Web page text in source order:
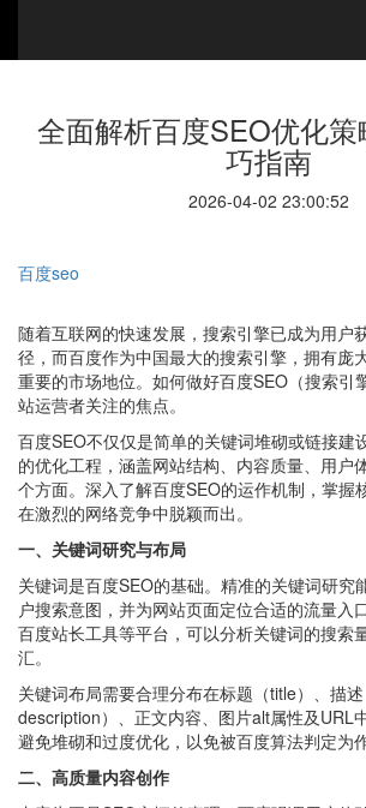
全面解析百度SEO优化
巧指南
2026-04-02 23:00:52
百度seo
随着互联网的快速发展，搜索引擎已成为用户
径，而百度作为中国最大的搜索引擎，拥有庞
重要的市场地位。如何做好百度SEO（搜索引
站运营者关注的焦点。
百度SEO不仅仅是简单的关键词堆砌或链接建
的优化工程，涵盖网站结构、内容质量、用户
个方面。深入了解百度SEO的运作机制，掌握
在激烈的网络竞争中脱颖而出。
一、关键词研究与布局
关键词是百度SEO的基础。精准的关键词研究
户搜索意图，并为网站页面定位合适的流量入
百度站长工具等平台，可以分析关键词的搜索
汇。
关键词布局需要合理分布在标题（title）、描
description）、正文内容、图片alt属性及URL
避免堆砌和过度优化，以免被百度算法判定为
二、高质量内容创作